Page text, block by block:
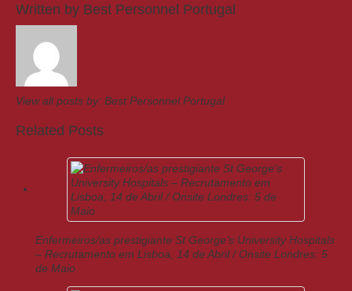
Written by Best Personnel Portugal
View all posts by: Best Personnel Portugal
Related Posts
Enfermeiros/as prestigiante St George’s University Hospitals
– Recrutamento em Lisboa, 14 de Abril / Onsite Londres: 5
de Maio